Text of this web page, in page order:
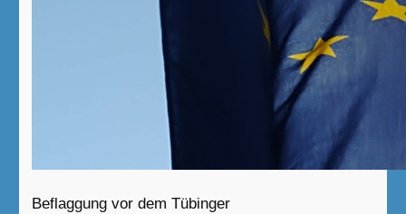
Beflaggung vor dem Tübinger